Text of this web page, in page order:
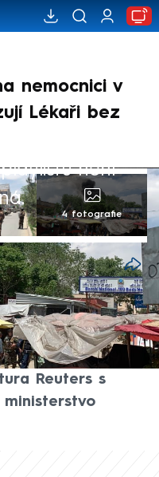
nemocnici v
Lékaři bez
není
4 fotografie
dalších zranili
v úterý zaútočili
metropoli Kábulu.
Reuters s
ministerstvo